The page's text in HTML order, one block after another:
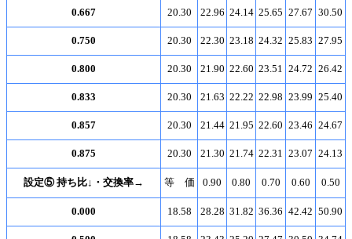
0.667 20.30 22.96 24.14 25.65 27.67 30.50
0.750 20.30 22.30 23.18 24.32 25.83 27.95
0.800 20.30 21.90 22.60 23.51 24.72 26.42
0.833 20.30 21.63 22.22 22.98 23.99 25.40
0.857 20.30 21.44 21.95 22.60 23.46 24.67
0.875 20.30 21.30 21.74 22.31 23.07 24.13
設定⑤ 持ち比↓・交換率→ 等 価 0.90 0.80 0.70 0.60 0.50
0.000 18.58 28.28 31.82 36.36 42.42 50.90